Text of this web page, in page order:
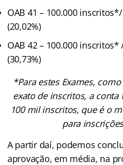
OAB 41 – 100.000
(20,02%)
OAB 42 – 100.000
(30,73%)
*Para estes Exames,
exato de inscritos, a
100 mil inscritos, que é o
para
A partir daí, podemos
aprovação, em média, na